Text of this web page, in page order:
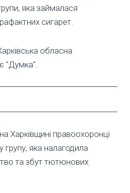
яка займалася
сигарет.
обласна
"Думка".
Харківщині правоохоронці
групу, яка налагодила
та збут тютюнових